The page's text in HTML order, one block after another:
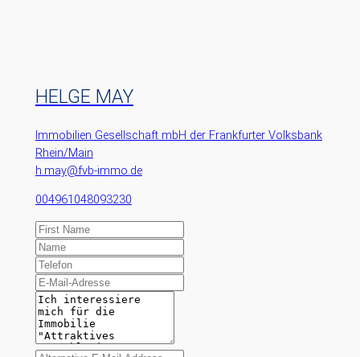
HELGE MAY
Immobilien Gesellschaft mbH der Frankfurter Volksbank
Rhein/Main
h.may@fvb-immo.de
004961048093230